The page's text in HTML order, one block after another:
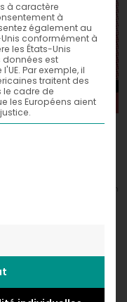
canvas
à caractère
à
également au
conformément à
les États-Unis
est
Par exemple, il
traitent des
le cadre de
les Européens aient
de services